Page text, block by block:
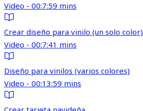
Video - 00:7:59 mins
Crear diseño para vinilo (un solo color)
Video - 00:7:41 mins
Diseño para vinilos (varios colores)
Video - 00:13:59 mins